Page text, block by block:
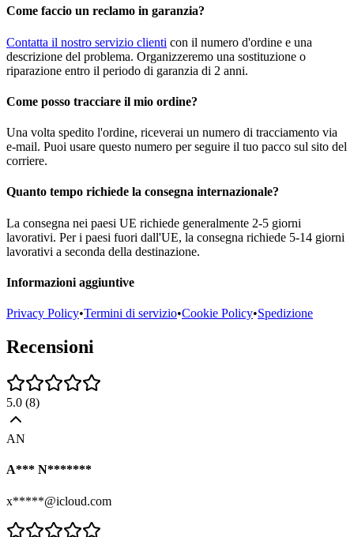
Come faccio un reclamo in garanzia?
Contatta il nostro servizio clienti con il numero d'ordine e una
descrizione del problema. Organizzeremo una sostituzione o
riparazione entro il periodo di garanzia di 2 anni.
Come posso tracciare il mio ordine?
Una volta spedito l'ordine, riceverai un numero di tracciamento via
e-mail. Puoi usare questo numero per seguire il tuo pacco sul sito del
corriere.
Quanto tempo richiede la consegna internazionale?
La consegna nei paesi UE richiede generalmente 2-5 giorni
lavorativi. Per i paesi fuori dall'UE, la consegna richiede 5-14 giorni
lavorativi a seconda della destinazione.
Informazioni aggiuntive
Privacy Policy•Termini di servizio•Cookie Policy•Spedizione
Recensioni
5.0 (8)
AN
A*** N*******
x*****@icloud.com